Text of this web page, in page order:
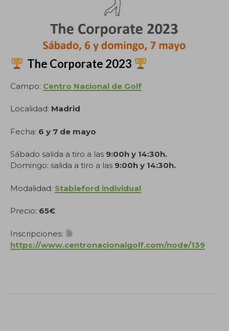
The Corporate 2023
Campo: Centro Nacional de Golf
Localidad: Madrid
Fecha: 6 y 7 de mayo
Sábado salida a tiro a las 9:00h y 14:30h.
Domingo: salida a tiro a las 9:00h y 14:30h.
Modalidad: Stableford individual
Precio: 65€
Inscripciones:
https://www.centronacionalgolf.com/node/139